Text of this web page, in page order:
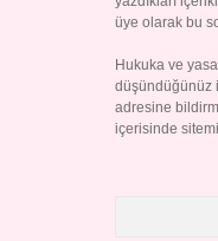
üye olarak bu
Hukuka ve
düşündüğünüz
adresine
içerisinde